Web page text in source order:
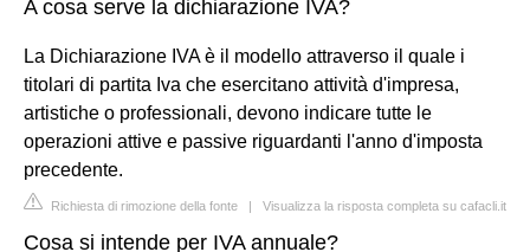
A cosa serve la dichiarazione IVA?
La Dichiarazione IVA è il modello attraverso il quale i
titolari di partita Iva che esercitano attività d'impresa,
artistiche o professionali, devono indicare tutte le
operazioni attive e passive riguardanti l'anno d'imposta
precedente.
Richiesta di rimozione della fonte | Visualizza la risposta completa su cafacli.it
Cosa si intende per IVA annuale?